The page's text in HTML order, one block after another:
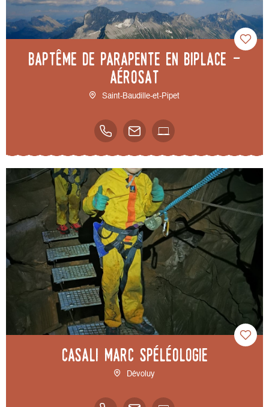
Baptême de parapente en biplace -
AéroSAT
Saint-Baudille-et-Pipet
Casali Marc Spéléologie
Dévoluy